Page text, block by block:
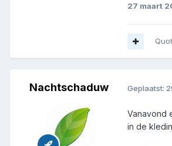
27 maart
Nachtschaduw Geplaatst:
Vanavond
in de